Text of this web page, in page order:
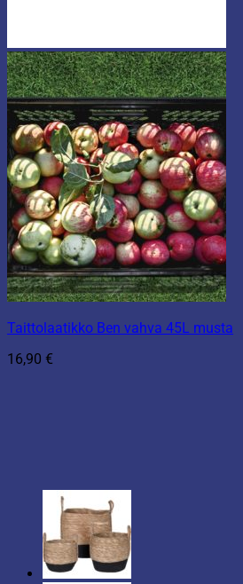
Taittolaatikko Ben vahva 45L musta
16,90 €